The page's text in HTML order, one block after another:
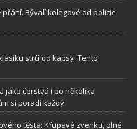
Bývalí kolegové od policie
strčí do kapsy: Tento
jako čerstvá i po několika
si poradí každý
těsta: Křupavé zvenku, plné